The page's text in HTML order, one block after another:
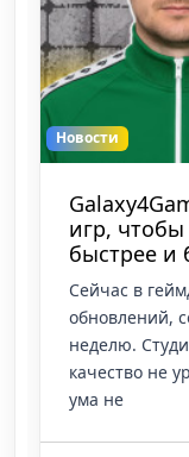
Новости
игр,
быстрее и
Сейчас в
обновлений,
неделю.
качество не
ума не